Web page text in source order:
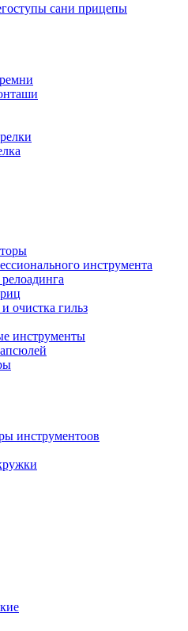
сани прицепы
инструмента
очистка гильз
инструменты
инструментоов